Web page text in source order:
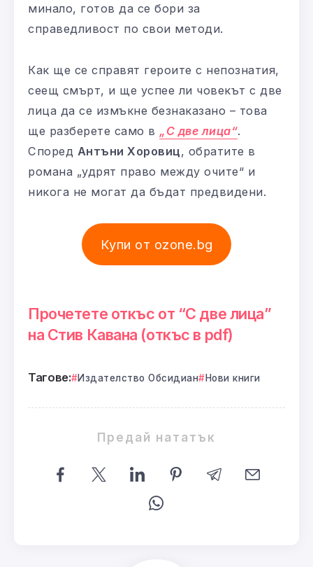
минало, готов да се бори за
справедливост по свои методи.
Как ще се справят героите с непознатия,
сеещ смърт, и ще успее ли човекът с две
лица да се измъкне безнаказано – това
ще разберете само в „С две лица“.
Според Антъни Хоровиц, обратите в
романа „удрят право между очите“ и
никога не могат да бъдат предвидени.
Купи от ozone.bg
Прочетете откъс от “С две лица”
на Стив Кавана (откъс в pdf)
Тагове: Издателство Обсидиан Нови книги
Предай нататък